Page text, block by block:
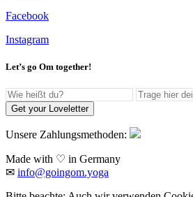
Facebook
Instagram
Let’s go Om together!
Get your Loveletter
Unsere Zahlungsmethoden:
Made with ♡ in Germany
✉ info@goingom.yoga